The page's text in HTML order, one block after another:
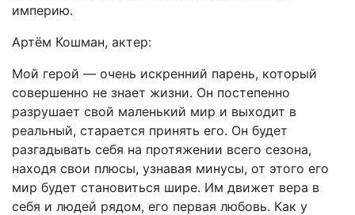
империю.
Артём Кошман, актер:
Мой герой — очень искренний парень, который
совершенно не знает жизни. Он постепенно
разрушает свой маленький мир и выходит в
реальный, старается принять его. Он будет
разгадывать себя на протяжении всего сезона,
находя свои плюсы, узнавая минусы, от этого его
мир будет становиться шире. Им движет вера в
себя и людей рядом, его первая любовь. Как у